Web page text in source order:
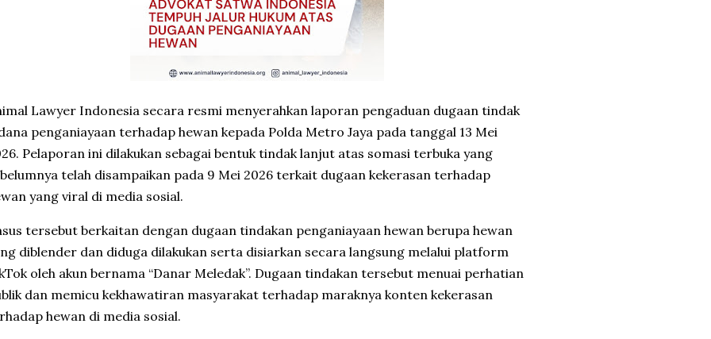
Lawyer Indonesia secara resmi menyerahkan laporan pengaduan dugaan tindak
penganiayaan terhadap hewan kepada Polda Metro Jaya pada tanggal 13 Mei
Pelaporan ini dilakukan sebagai bentuk tindak lanjut atas somasi terbuka yang
telah disampaikan pada 9 Mei 2026 terkait dugaan kekerasan terhadap
yang viral di media sosial.
tersebut berkaitan dengan dugaan tindakan penganiayaan hewan berupa hewan
diblender dan diduga dilakukan serta disiarkan secara langsung melalui platform
oleh akun bernama “Danar Meledak”. Dugaan tindakan tersebut menuai perhatian
dan memicu kekhawatiran masyarakat terhadap maraknya konten kekerasan
hewan di media sosial.